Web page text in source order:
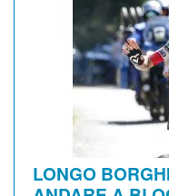
LONGO